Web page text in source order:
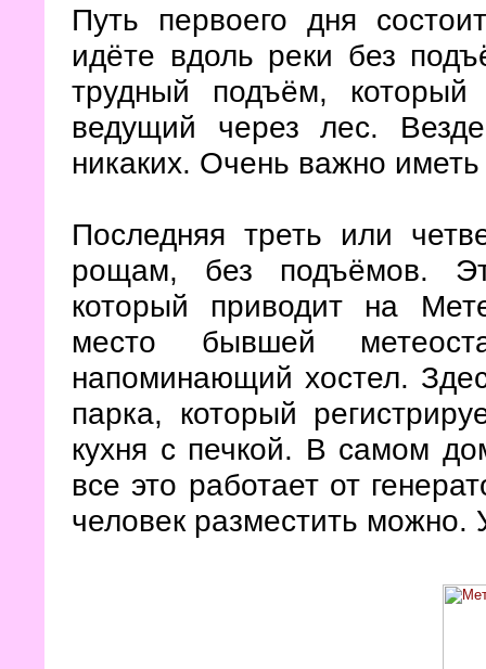
Путь первоего дня
идёте вдоль реки без
трудный подъём, который
ведущий через лес.
никаких. Очень важно
Последняя треть или
рощам, без подъёмов.
который приводит на
место бывшей
напоминающий хостел.
парка, который
кухня с печкой. В самом
все это работает от
человек разместить можно.